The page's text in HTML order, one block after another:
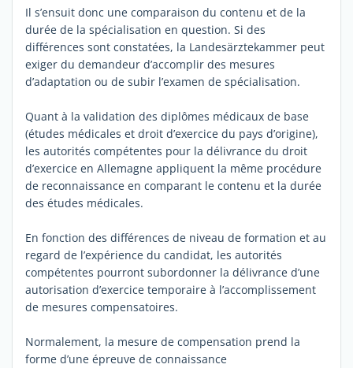
Il s’ensuit donc une comparaison du contenu et de la
durée de la spécialisation en question. Si des
différences sont constatées, la Landesärztekammer peut
exiger du demandeur d’accomplir des mesures
d’adaptation ou de subir l’examen de spécialisation.
Quant à la validation des diplômes médicaux de base
(études médicales et droit d’exercice du pays d’origine),
les autorités compétentes pour la délivrance du droit
d’exercice en Allemagne appliquent la même procédure
de reconnaissance en comparant le contenu et la durée
des études médicales.
En fonction des différences de niveau de formation et au
regard de l’expérience du candidat, les autorités
compétentes pourront subordonner la délivrance d’une
autorisation d’exercice temporaire à l’accomplissement
de mesures compensatoires.
Normalement, la mesure de compensation prend la
forme d’une épreuve de connaissance